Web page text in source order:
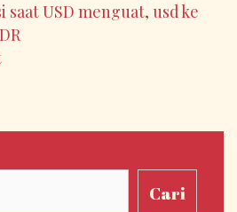
saat USD menguat, usd ke
Cari